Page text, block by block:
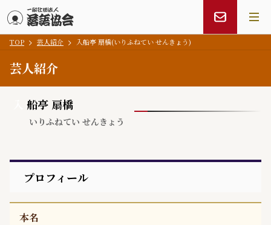
TOP 芸人紹介 入船亭 扇橋(いりふねてい せんきょう)
芸人紹介
船亭 扇橋
いりふねてい せんきょう
プロフィール
本名